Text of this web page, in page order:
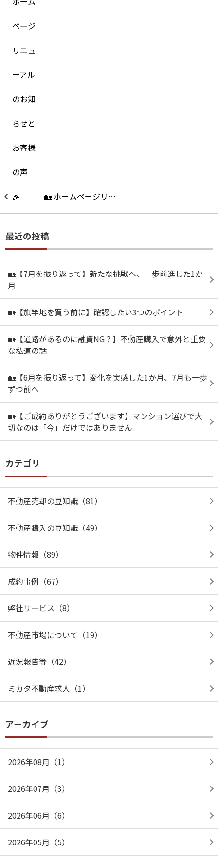
🏡 ホームページリ…
最近の投稿
🏡【7月を振り返って】新たな挑戦へ、一歩前進した1か
月
🏡【旗竿地を買う前に】確認したい3つのポイント
🏡【道路があるのに融資NG？】不動産購入で意外と重要
な私道の話
🏡【6月を振り返って】変化を実感した1か月、7月も一歩
ずつ前へ
🏡【ご成約ありがとうございます】マンション選びで大
切なのは「今」だけではありません
カテゴリ
不動産売却の豆知識（81）
不動産購入の豆知識（49）
物件情報（89）
成約事例（67）
弊社サービス（8）
不動産市場について（19）
近況報告等（42）
ミカタ不動産求人（1）
アーカイブ
2026年08月（1）
2026年07月（3）
2026年06月（6）
2026年05月（5）